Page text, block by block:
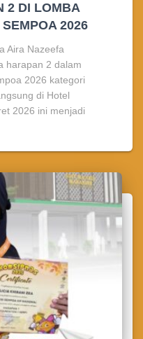
2 DI LOMBA
2026
Aira Nazeefa
harapan 2 dalam
2026 kategori
di Hotel
2026 ini menjadi